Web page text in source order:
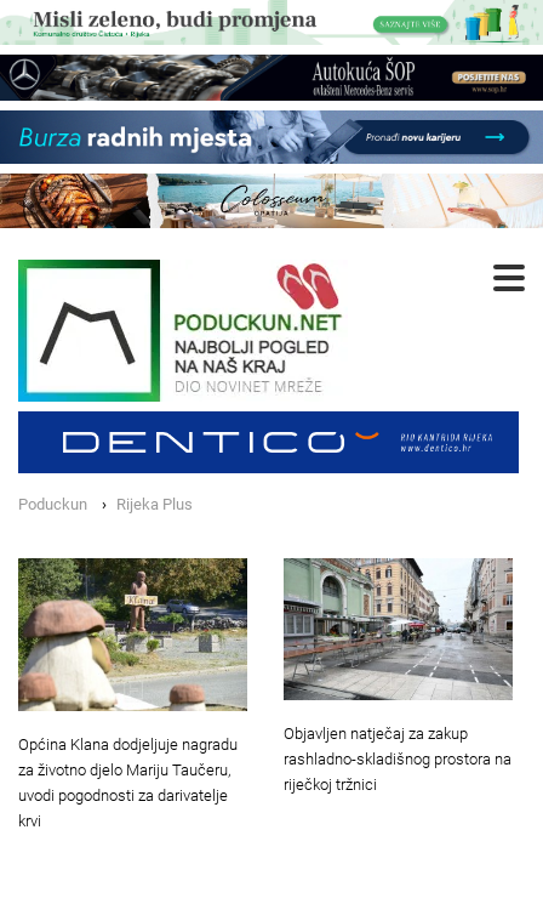
Poduckun Rijeka Plus
Općina Klana dodjeljuje nagradu
za životno djelo Mariju Taučeru,
uvodi pogodnosti za darivatelje
krvi
Objavljen natječaj za zakup
rashladno-skladišnog prostora na
riječkoj tržnici